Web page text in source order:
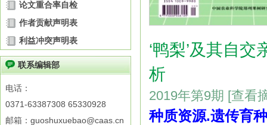
论文重合率自检
作者贡献声明表
利益冲突声明表
联系编辑部
电话：
0371-63387308 65330928
邮箱：guoshuxuebao@caas.cn
‘鸭梨’及其自
析
2019年第9期 [查看
种质资源.遗传育